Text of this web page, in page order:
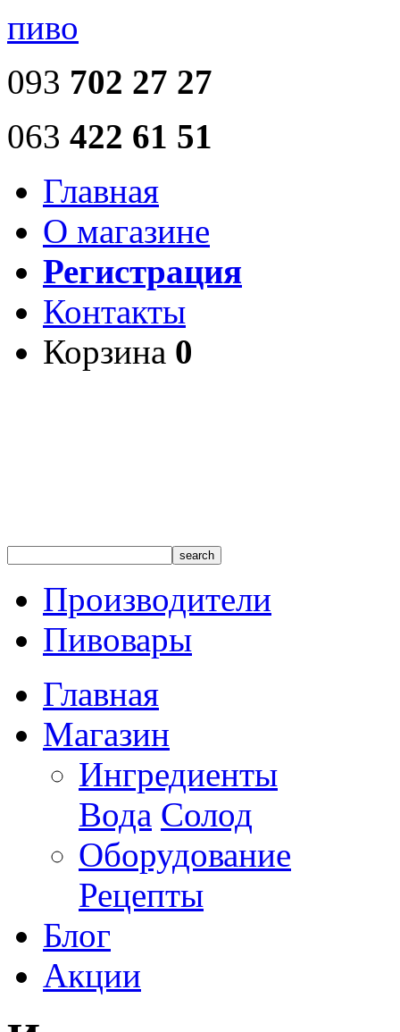
пиво
093 702 27 27
063 422 61 51
Главная
О магазине
Регистрация
Контакты
Корзина 0
Производители
Пивовары
Главная
Магазин
Ингредиенты
Вода Солод
Оборудование
Рецепты
Блог
Акции